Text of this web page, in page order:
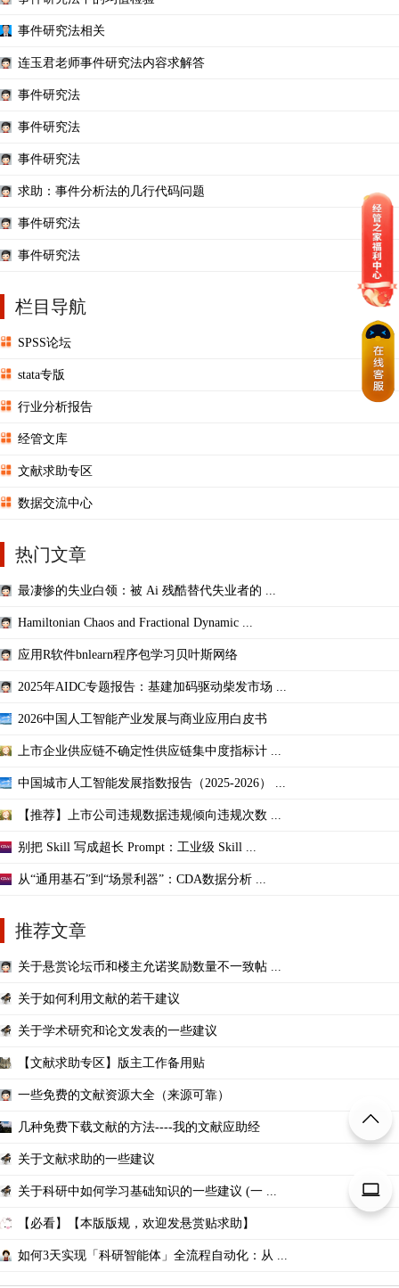
事件研究法相关
连玉君老师事件研究法内容求解答
事件研究法
事件研究法
事件研究法
求助：事件分析法的几行代码问题
事件研究法
事件研究法
栏目导航
SPSS论坛
stata专版
行业分析报告
经管文库
文献求助专区
数据交流中心
热门文章
最凄惨的失业白领：被 Ai 残酷替代失业者的 ...
Hamiltonian Chaos and Fractional Dynamic ...
应用R软件bnlearn程序包学习贝叶斯网络
2025年AIDC专题报告：基建加码驱动柴发市场 ...
2026中国人工智能产业发展与商业应用白皮书
上市企业供应链不确定性供应链集中度指标计 ...
中国城市人工智能发展指数报告（2025-2026） ...
【推荐】上市公司违规数据违规倾向违规次数 ...
别把 Skill 写成超长 Prompt：工业级 Skill ...
从“通用基石”到“场景利器”：CDA数据分析 ...
推荐文章
关于悬赏论坛币和楼主允诺奖励数量不一致帖 ...
关于如何利用文献的若干建议
关于学术研究和论文发表的一些建议
【文献求助专区】版主工作备用贴
一些免费的文献资源大全（来源可靠）
几种免费下载文献的方法----我的文献应助经
关于文献求助的一些建议
关于科研中如何学习基础知识的一些建议 (一 ...
【必看】【本版版规，欢迎发悬赏贴求助】
如何3天实现「科研智能体」全流程自动化：从 ...